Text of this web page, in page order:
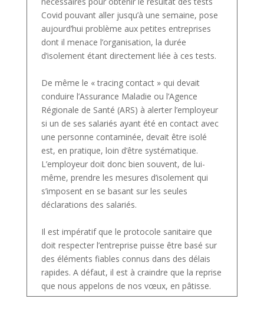
Covid pouvant aller jusqu’à une semaine, pose
aujourd’hui problème aux petites entreprises
dont il menace l’organisation, la durée
d’isolement étant directement liée à ces tests.
De même le « tracing contact » qui devait
conduire l’Assurance Maladie ou l’Agence
Régionale de Santé (ARS) à alerter l’employeur
si un de ses salariés ayant été en contact avec
une personne contaminée, devait être isolé
est, en pratique, loin d’être systématique.
L’employeur doit donc bien souvent, de lui-
même, prendre les mesures d’isolement qui
s’imposent en se basant sur les seules
déclarations des salariés.
Il est impératif que le protocole sanitaire que
doit respecter l’entreprise puisse être basé sur
des éléments fiables connus dans des délais
rapides. A défaut, il est à craindre que la reprise
que nous appelons de nos vœux, en pâtisse.